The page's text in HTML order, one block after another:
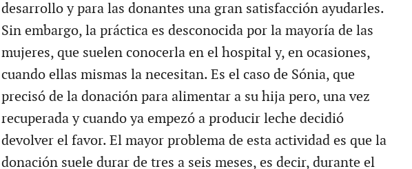
desarrollo y para las donantes una gran satisfacción ayudarles.
Sin embargo, la práctica es desconocida por la mayoría de las
mujeres, que suelen conocerla en el hospital y, en ocasiones,
cuando ellas mismas la necesitan. Es el caso de Sónia, que
precisó de la donación para alimentar a su hija pero, una vez
recuperada y cuando ya empezó a producir leche decidió
devolver el favor. El mayor problema de esta actividad es que la
donación suele durar de tres a seis meses, es decir, durante el